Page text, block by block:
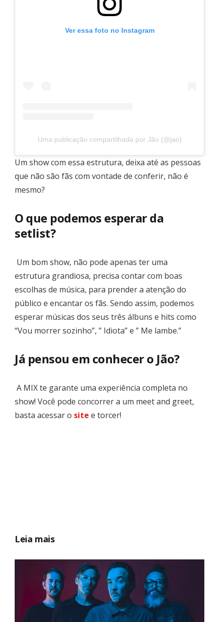
Ver essa foto no Instagram
Uma publicação compartilhada por Jão (@jao)
Um show com essa estrutura, deixa até as pessoas
que não são fãs com vontade de conferir, não é
mesmo?
O que podemos esperar da
setlist?
Um bom show, não pode apenas ter uma
estrutura grandiosa, precisa contar com boas
escolhas de música, para prender a atenção do
público e encantar os fãs. Sendo assim, podemos
esperar músicas dos seus três álbuns e hits como
“Vou morrer sozinho”, ” Idiota” e ” Me lambe.”
Já pensou em conhecer o Jão?
A MIX te garante uma experiência completa no
show! Você pode concorrer a um meet and greet,
basta acessar o site e torcer!
Leia mais